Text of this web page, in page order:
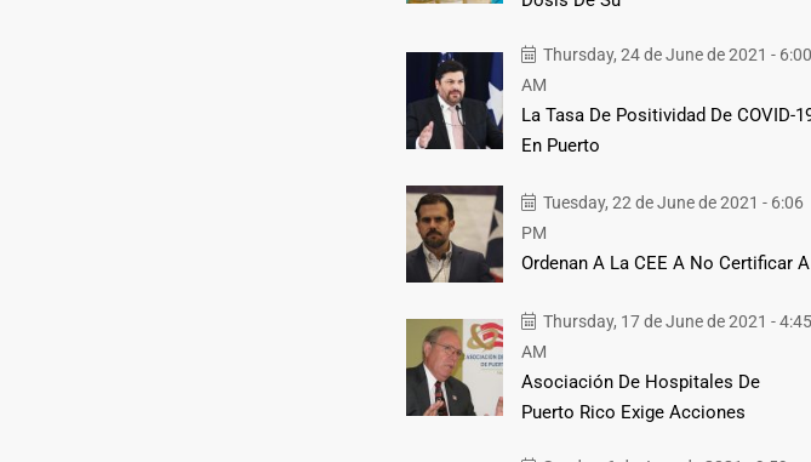
Thursday, 24 de June de 2021 - 6:00
AM
La Tasa De Positividad De COVID-
En Puerto
Tuesday, 22 de June de 2021 - 6:06
PM
Ordenan A La CEE A No Certificar A
Thursday, 17 de June de 2021 - 4:45
AM
Asociación De Hospitales De
Puerto Rico Exige Acciones